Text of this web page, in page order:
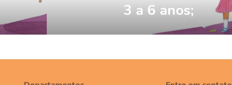
3 a 6 anos;